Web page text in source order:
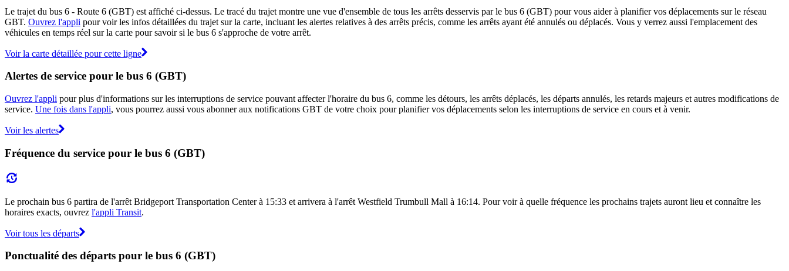
Le trajet du bus 6 - Route 6 (GBT) est affiché ci-dessus. Le tracé du trajet montre une vue d'ensemble de tous les arrêts desservis par le bus 6 (GBT) pour vous aider à planifier vos déplacements sur le réseau
GBT. Ouvrez l'appli pour voir les infos détaillées du trajet sur la carte, incluant les alertes relatives à des arrêts précis, comme les arrêts ayant été annulés ou déplacés. Vous y verrez aussi l'emplacement des
véhicules en temps réel sur la carte pour savoir si le bus 6 s'approche de votre arrêt.
Voir la carte détaillée pour cette ligne
Alertes de service pour le bus 6 (GBT)
Ouvrez l'appli pour plus d'informations sur les interruptions de service pouvant affecter l'horaire du bus 6, comme les détours, les arrêts déplacés, les départs annulés, les retards majeurs et autres modifications de
service. Une fois dans l'appli, vous pourrez aussi vous abonner aux notifications GBT de votre choix pour planifier vos déplacements selon les interruptions de service en cours et à venir.
Voir les alertes
Fréquence du service pour le bus 6 (GBT)
Le prochain bus 6 partira de l'arrêt Bridgeport Transportation Center à 15:33 et arrivera à l'arrêt Westfield Trumbull Mall à 16:14. Pour voir à quelle fréquence les prochains trajets auront lieu et connaître les
horaires exacts, ouvrez l'appli Transit.
Voir tous les départs
Ponctualité des départs pour le bus 6 (GBT)